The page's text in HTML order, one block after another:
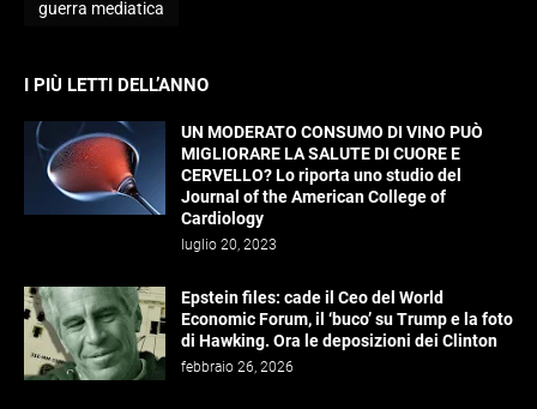
guerra mediatica
I PIÙ LETTI DELL’ANNO
UN MODERATO CONSUMO DI VINO PUÒ
MIGLIORARE LA SALUTE DI CUORE E
CERVELLO? Lo riporta uno studio del
Journal of the American College of
Cardiology
luglio 20, 2023
Epstein files: cade il Ceo del World
Economic Forum, il ‘buco’ su Trump e la foto
di Hawking. Ora le deposizioni dei Clinton
febbraio 26, 2026